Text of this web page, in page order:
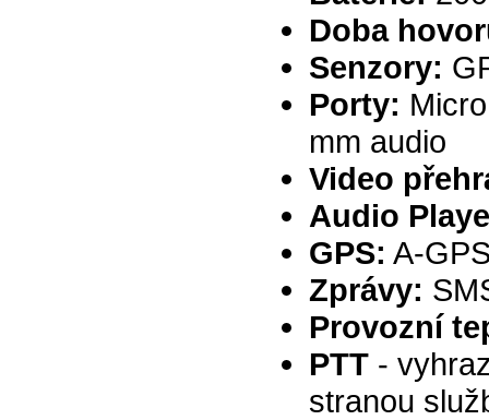
Doba
Senzory:
Porty:
mm audio
Video
Audio
GPS: A-
Zprávy:
Provozní
PTT -
stranou